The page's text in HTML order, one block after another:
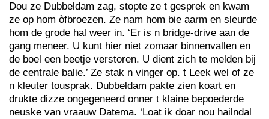
Dou ze Dubbeldam zag, stopte ze t gesprek en kwam
ze op hom òfbroezen. Ze nam hom bie aarm en sleurde
hom de grode hal weer in. ‘Er is n bridge-drive aan de
gang meneer. U kunt hier niet zomaar binnenvallen en
de boel een beetje verstoren. U dient zich te melden bij
de centrale balie.’ Ze stak n vinger op. t Leek wel of ze
n kleuter tousprak. Dubbeldam pakte zien koart en
drukte dizze ongegeneerd onner t klaine bepoederde
neuske van vraauw Datema. ‘Loat ik doar nou hailndal